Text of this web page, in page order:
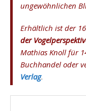
ungewöhnlichen
Erhältlich ist der
der
Mathias Knoll für
Buchhandel oder
Verlag.